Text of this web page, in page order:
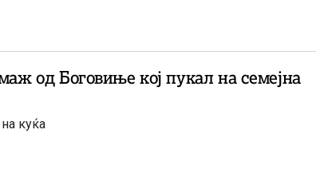
од Боговиње кој пукал на семејна
куќа